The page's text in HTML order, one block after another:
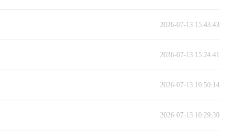
2026-07-13 15:43:43
2026-07-13 15:24:41
2026-07-13 10:50:14
2026-07-13 10:29:30